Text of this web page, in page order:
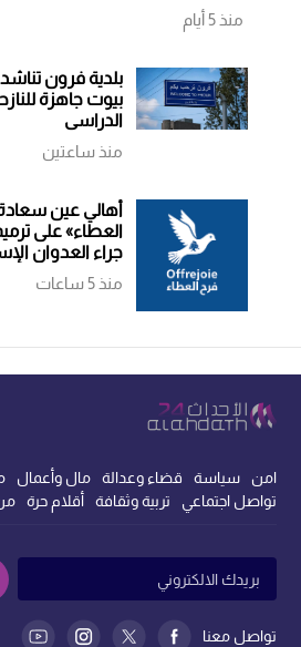
منذ 5 أيام
بلدية فرون
بيوت جاهزة
الدراسي
منذ ساعتين
أهالي عين
العطاء» على
جراء العدوان
منذ 5 ساعات
امن سياسة قضاء وعدالة مال وأعمال
تواصل اجتماعي
تربية وثقافة أقلام حرة
تواصل معنا